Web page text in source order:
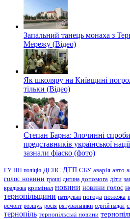
Запальний танець монаха з
Мережу (Відео)
Як школяру на Київщині
тільки (Відео)
Степан Барна: Злочинні
представників української
зазнали фіаско (фото)
ГУ НП поліція ДСНС ДТП СБУ аварія авто
голос новини гроші дитина допомога діти
крадіжка кримінал новини новини голос
тернопільщини патрульні погода пожежа
ремонт розшук росія рятувальники сергій надал
тернопіль тернопільські новини